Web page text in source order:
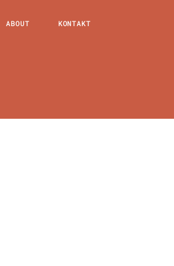
ABOUT KONTAKT